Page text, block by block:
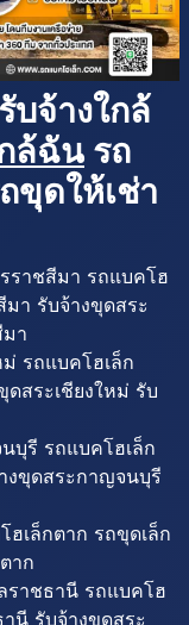
บจ้างใกล้
ล้ฉัน รถ
ขุดให้เช่า
ราชสีมา รถแบคโฮ
า รับจ้างขุดสระ
า
ม่ รถแบคโฮเล็ก
ดสระเชียงใหม่ รับ
บุรี รถแบคโฮเล็ก
งขุดสระกาญจนบุรี
เล็กตาก รถขุดเล็ก
าก
ราชธานี รถแบคโฮ
นี รับจ้างขุดสระ